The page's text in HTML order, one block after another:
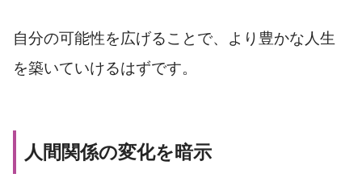
自分の可能性を広げることで、より豊かな人生
を築いていけるはずです。
人間関係の変化を暗示